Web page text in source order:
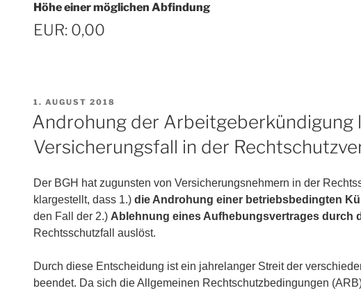
Höhe einer möglichen Abfindung
EUR: 0,00
VERÖFFENTLICHT
1. AUGUST 2018
Androhung der Arbeitgeberkündigung
Versicherungsfall in der
Der BGH hat zugunsten von Versicherungsnehmern in der
klargestellt, dass 1.) die Androhung einer betriebsbedingten
den Fall der 2.) Ablehnung eines Aufhebungsvertrages durch
Rechtsschutzfall auslöst.
Durch diese Entscheidung ist ein jahrelanger Streit der
beendet. Da sich die Allgemeinen Rechtschutzbedingungen